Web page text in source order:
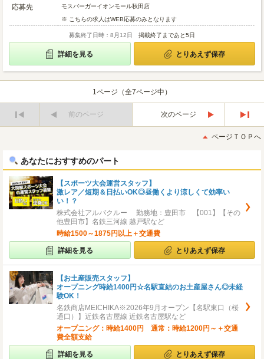
応募先
モスバーガーイオンモール秋田店
※ こちらの求人はWEB応募のみとなります
募集終了日時：8月12日 掲載終了まであと5日
詳細を見る とりあえず保存
1ページ（全7ページ中）
前のページ
次のページ
後
ページＴＯＰへ
あなたにおすすめのパート
【スポーツ大会運営スタッフ】
激レア／短期＆日払いOK◎昼働くより涼しくて効率い
い！？
株式会社アルバクルー 勤務地：豊田市 【001】【その
他豊田市】名鉄三河線 越戸駅など
時給1500～1875円以上＋交通費
詳細を見る とりあえず保存
【お土産販売スタッフ】
オープニング時給1400円☆名駅直結のお土産屋さん◎未経
験OK！
名鉄商店MEICHIKA※2026年9月オープン【名駅東口（桜
通口）】近鉄名古屋線 近鉄名古屋駅など
オープニング：時給1400円 通常：時給1200円～＋交通
費全額支給
詳細を見る とりあえず保存